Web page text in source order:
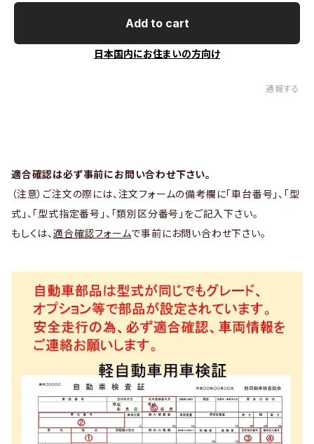
Add to cart
日本国内にお住まいの方向け
通報する
適合確認は必ず事前にお問い合わせ下さい。
（注意）ご注文の際には、注文フォームの備考欄に「車台番号」、「型
式」、「型式指定番号」、「類別区分番号」をご記入下さい。
もしくは、 適合確認フォームで事前にお問い合わせ下さい。